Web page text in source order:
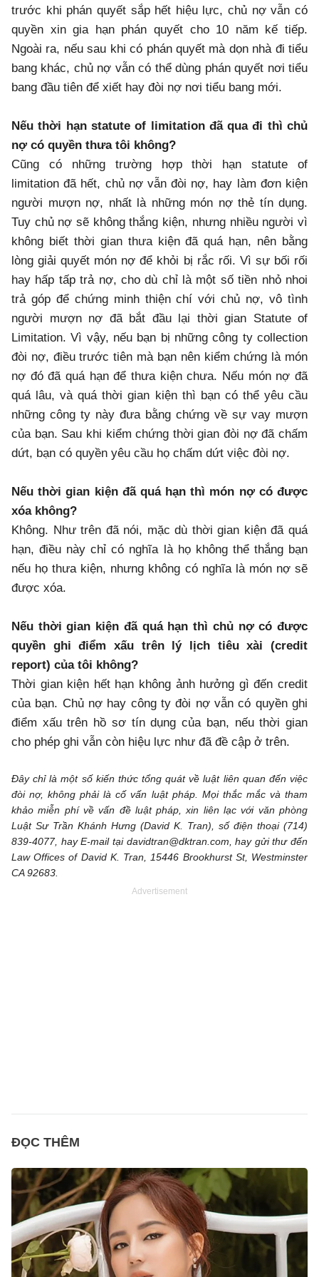
trước khi phán quyết sắp hết hiệu lực, chủ nợ vẫn có
quyền xin gia hạn phán quyết cho 10 năm kế tiếp.
Ngoài ra, nếu sau khi có phán quyết mà dọn nhà đi tiểu
bang khác, chủ nợ vẫn có thể dùng phán quyết nơi tiểu
bang đầu tiên để xiết hay đòi nợ nơi tiểu bang mới.
Nếu thời hạn statute of limitation đã qua đi thì chủ
nợ có quyền thưa tôi không?
Cũng có những trường hợp thời hạn statute of
limitation đã hết, chủ nợ vẫn đòi nợ, hay làm đơn kiện
người mượn nợ, nhất là những món nợ thẻ tín dụng.
Tuy chủ nợ sẽ không thắng kiện, nhưng nhiều người vì
không biết thời gian thưa kiện đã quá hạn, nên bằng
lòng giải quyết món nợ để khỏi bị rắc rối. Vì sự bối rối
hay hấp tấp trả nợ, cho dù chỉ là một số tiền nhỏ nhoi
trả góp để chứng minh thiện chí với chủ nợ, vô tình
người mượn nợ đã bắt đầu lại thời gian Statute of
Limitation. Vì vậy, nếu bạn bị những công ty collection
đòi nợ, điều trước tiên mà bạn nên kiểm chứng là món
nợ đó đã quá hạn để thưa kiện chưa. Nếu món nợ đã
quá lâu, và quá thời gian kiện thì bạn có thể yêu cầu
những công ty này đưa bằng chứng về sự vay mượn
của bạn. Sau khi kiểm chứng thời gian đòi nợ đã chấm
dứt, bạn có quyền yêu cầu họ chấm dứt việc đòi nợ.
Nếu thời gian kiện đã quá hạn thì món nợ có được
xóa không?
Không. Như trên đã nói, mặc dù thời gian kiện đã quá
hạn, điều này chỉ có nghĩa là họ không thể thắng bạn
nếu họ thưa kiện, nhưng không có nghĩa là món nợ sẽ
được xóa.
Nếu thời gian kiện đã quá hạn thì chủ nợ có được
quyền ghi điểm xấu trên lý lịch tiêu xài (credit
report) của tôi không?
Thời gian kiện hết hạn không ảnh hưởng gì đến credit
của bạn. Chủ nợ hay công ty đòi nợ vẫn có quyền ghi
điểm xấu trên hồ sơ tín dụng của bạn, nếu thời gian
cho phép ghi vẫn còn hiệu lực như đã đề cập ở trên.
Đây chỉ là một số kiến thức tổng quát về luật liên quan đến việc
đòi nợ, không phải là cố vấn luật pháp. Mọi thắc mắc và tham
khảo miễn phí về vấn đề luật pháp, xin liên lạc với văn phòng
Luật Sư Trần Khánh Hưng (David K. Tran), số điện thoại (714)
839-4077, hay E-mail tại davidtran@dktran.com, hay gửi thư đến
Law Offices of David K. Tran, 15446 Brookhurst St, Westminster
CA 92683.
Advertisement
ĐỌC THÊM